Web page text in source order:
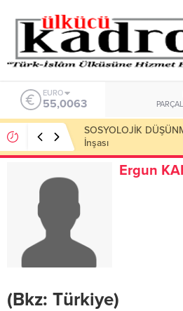
ALTIN
6.543,59
Okumayı Pek de
Ergun
(Bkz: Türkiye)